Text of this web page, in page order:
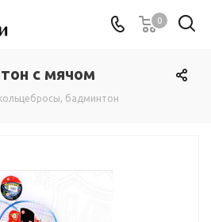
0
с мячом
бадминтон